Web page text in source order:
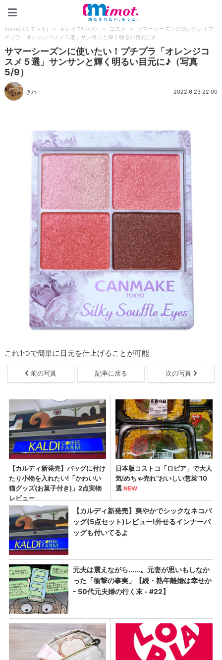
mimot.(ミモット) > キレイでいたい > コスメ >
サマーシーズンに使いたい！プ
チプラ「オレンジコスメ５選」サンサンと輝く明るい目元に♪
サマーシーズンに使いたい！プチプラ「オレンジコ
スメ５選」サンサンと輝く明るい目元に♪（写真
5/9）
きわ 2022.6.23 22:00
これ1つで簡単に目元を仕上げることが可能
前の写真 記事に戻る 次の写真